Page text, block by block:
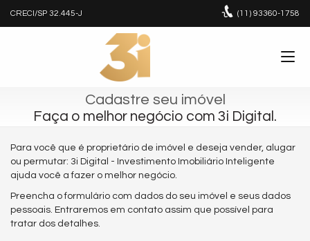
CRECI/SP 32.445-J (11) 93360-1758
Cadastre seu imóvel
Faça o melhor negócio com 3i Digital.
Para você que é proprietário de imóvel e deseja vender, alugar
ou permutar: 3i Digital - Investimento Imobiliário Inteligente
ajuda você a fazer o melhor negócio.
Preencha o formulário com dados do seu imóvel e seus dados
pessoais. Entraremos em contato assim que possível para
tratar dos detalhes.